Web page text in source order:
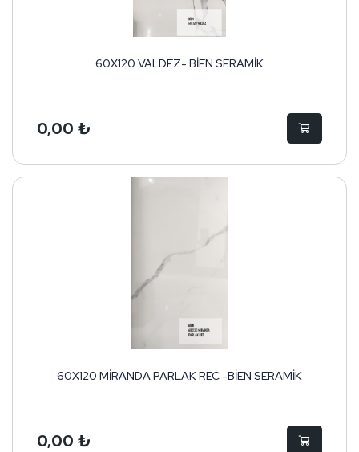
60X120 VALDEZ- BİEN SERAMİK
0,00 ₺
60X120 MİRANDA PARLAK REC -BİEN SERAMİK
0,00 ₺